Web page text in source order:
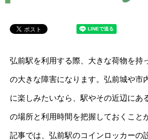
弘前駅を利用する際、大きな荷物を持
の大きな障害になります。弘前城や市
に楽しみたいなら、駅やその近辺にあ
の場所と利用時間を把握しておくこと
記事では、弘前駅のコインロッカーの